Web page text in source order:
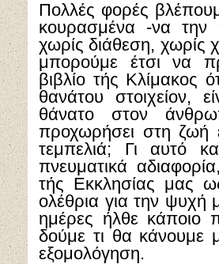
Πολλές φορές
κουρασμένα -να την
χωρίς διάθεση, χωρίς
μπορούμε έτσι να
βιβλίο τής Κλίμακος
θανάτου στοιχείον,
θάνατο στον
προχωρήσει στη ζωή
τεμπελιά; Γι αυτό
πνευματικά
τής Εκκλησίας μας
ολέθρια για την ψυχή
ημέρες ήλθε κάποιο
δούμε τι θα κάνουμε
εξομολόγηση.